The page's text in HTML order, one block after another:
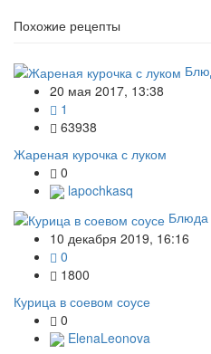
Похожие рецепты
20 мая 2017, 13:38
1
63938
Жареная курочка с луком
0
lapochkasq
Блюда
10 декабря 2019, 16:16
0
1800
Курица в соевом соусе
0
ElenaLeonova